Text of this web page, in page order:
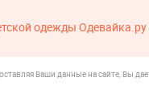
одежды Одевайка.ру
Ваши данные на сайте, Вы